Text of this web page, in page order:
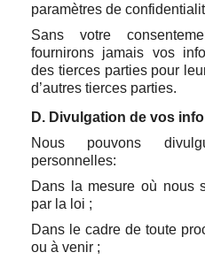
paramètres de
Sans votre
fournirons jamais vos
des tierces parties pour
d’autres tierces parties.
D. Divulgation de vos
Nous pouvons
personnelles:
Dans la mesure où nous
par la loi ;
Dans le cadre de toute
ou à venir ;